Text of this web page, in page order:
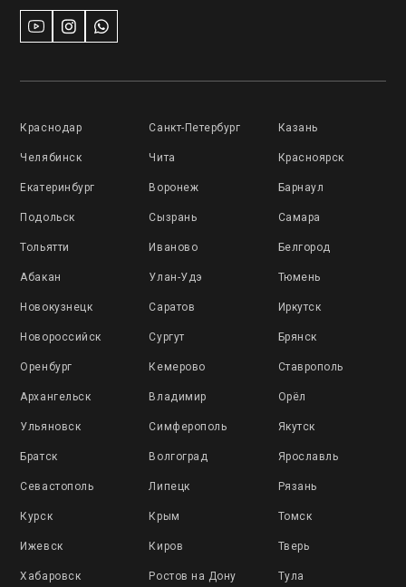
Краснодар Санкт-Петербург Казань
Челябинск Чита Красноярск
Екатеринбург Воронеж Барнаул
Подольск Сызрань Самара
Тольятти Иваново Белгород
Абакан Улан-Удэ Тюмень
Новокузнецк Саратов Иркутск
Новороссийск Сургут Брянск
Оренбург Кемерово Ставрополь
Архангельск Владимир Орёл
Ульяновск Симферополь Якутск
Братск Волгоград Ярославль
Севастополь Липецк Рязань
Курск Крым Томск
Ижевск Киров Тверь
Хабаровск Ростов на Дону Тула